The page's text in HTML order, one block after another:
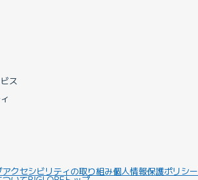
ス
アクセシビリティの取り組み個人情報保護ポリシー